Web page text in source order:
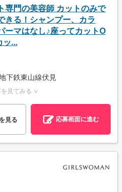
専門の美容師 カットのみで
きる！シャンプー、カラ
ーマはなし♪座ってカットO
ッ...
下鉄東山線伏見
見てみる ∨
見る 応募画面に進む